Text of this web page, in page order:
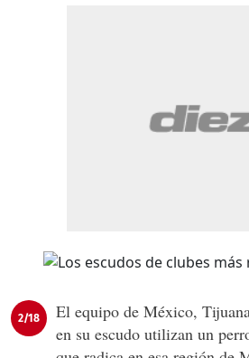
2/18
El equipo de México,
en su escudo utilizan un